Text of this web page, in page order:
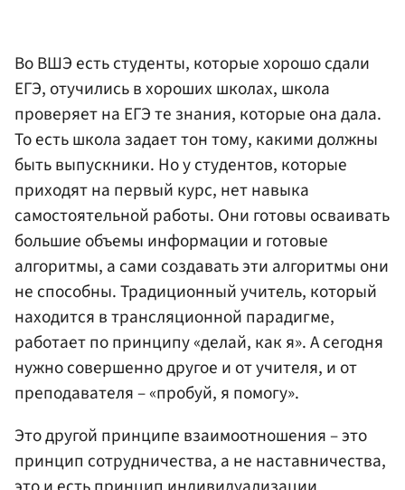
Во ВШЭ есть студенты, которые хорошо сдали
ЕГЭ, отучились в хороших школах, школа
проверяет на ЕГЭ те знания, которые она дала.
То есть школа задает тон тому, какими должны
быть выпускники. Но у студентов, которые
приходят на первый курс, нет навыка
самостоятельной работы. Они готовы осваивать
большие объемы информации и готовые
алгоритмы, а сами создавать эти алгоритмы они
не способны. Традиционный учитель, который
находится в трансляционной парадигме,
работает по принципу «делай, как я». А сегодня
нужно совершенно другое и от учителя, и от
преподавателя – «пробуй, я помогу».
Это другой принципе взаимоотношения – это
принцип сотрудничества, а не наставничества,